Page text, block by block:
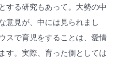
する研究もあって。大勢の中
意見が、中には見られまし
スで育児をすることは、愛情
す。実際、育った側としては